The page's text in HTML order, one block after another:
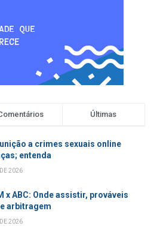
Últimas
a crimes sexuais online
entenda
2026
x ABC: Onde assistir, prováveis
arbitragem
2026